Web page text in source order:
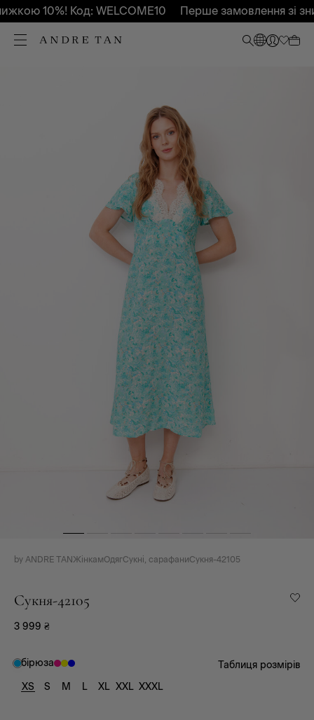
10%! Код: WELCOME10 Перше замовлення зі
by ANDRE TAN ЖінкамОдягСукні, сарафаниСукня-42105
Сукня-42105
3 999 ₴
бірюза
XS
S M L XL XXL XXXL
Таблиця розмірів